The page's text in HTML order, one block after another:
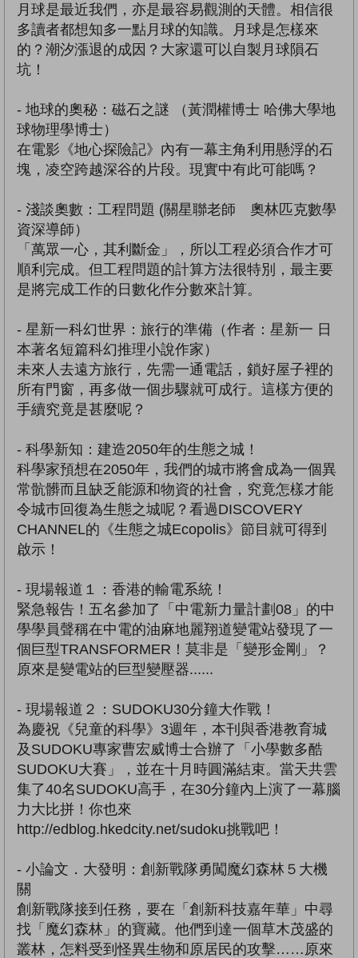
月球是最近我們，亦是最容易觀測的天體。相信很
多讀者都想知多一點月球的知識。月球是怎樣來
的？潮汐漲退的成因？大家還可以自製月球隕石
坑！
- 地球的奧秘：磁石之謎 （黃潤權博士 哈佛大學地
球物理學博士）
在電影《地心探險記》內有一幕主角利用懸浮的石
塊，凌空跨越深谷的片段。現實中有此可能嗎？
- 淺談奧數：工程問題 (關星聯老師 奧林匹克數學
資深導師）
「萬眾一心，其利斷金」，所以工程必須合作才可
順利完成。但工程問題的計算方法很特別，最主要
是將完成工作的日數化作分數來計算。
- 星新一科幻世界：旅行的準備（作者：星新一 日
本著名短篇科幻推理小說作家）
未來人去遠方旅行，先需一通電話，鎖好屋子裡的
所有門窗，再多做一個步驟就可成行。這樣方便的
手續究竟是甚麼呢？
- 科學新知：建造2050年的生態之城！
科學家預想在2050年，我們的城巿將會成為一個異
常骯髒而且缺乏能源和物資的社會，究竟怎樣才能
令城巿回復為生態之城呢？看過DISCOVERY
CHANNEL的《生態之城Ecopolis》節目就可得到
啟示！
- 現場報道１：香港的輸電系統！
緊急報告！五名參加了「中電新力量計劃08」的中
學學員聲稱在中電的油麻地麗翔道變電站發現了一
個巨型TRANSFORMER！莫非是「變形金剛」？
原來是變電站的巨型變壓器......
- 現場報道２：SUDOKU30分鐘大作戰！
為慶祝《兒童的科學》3週年，本刊與香港教育城
及SUDOKU專家曹宏威博士合辦了「小學數多酷
SUDOKU大賽」，並在十月時圓滿結束。當天共雲
集了40名SUDOKU高手，在30分鐘內上演了一幕腦
力大比拼！你也來
http://edblog.hkedcity.net/sudoku挑戰吧！
- 小論文．大發明：創新戰隊勇闖魔幻森林５大機
關
創新戰隊接到任務，要在「創新科技嘉年華」中尋
找「魔幻森林」的寶藏。他們到達一個草木茂盛的
叢林，怎料受到怪異生物和原居民的攻擊……原來